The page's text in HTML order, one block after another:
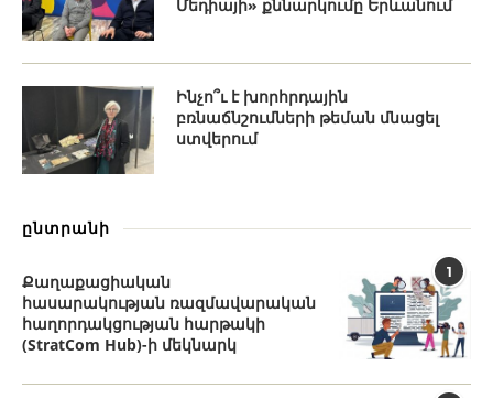
Մեդիայի» քննարկումը Երևանում
Ինչո՞ւ է խորհրդային
բռնաճնշումների թեման մնացել
ստվերում
ընտրանի
1
Քաղաքացիական
հասարակության ռազմավարական
հաղորդակցության հարթակի
(StratCom Hub)-ի մեկնարկ